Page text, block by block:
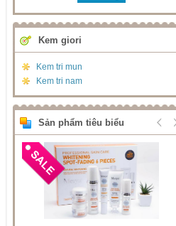
Kem giori
Kem tri mun
Kem tri nam
Sản phẩm tiêu biểu